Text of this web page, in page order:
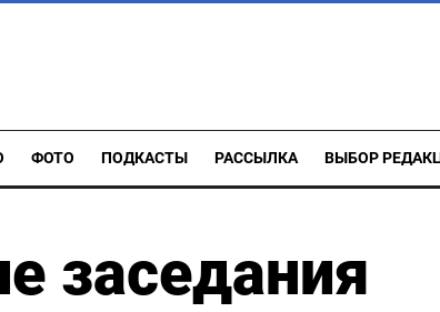
ФОТО ПОДКАСТЫ РАССЫЛКА ВЫБОР
заседания